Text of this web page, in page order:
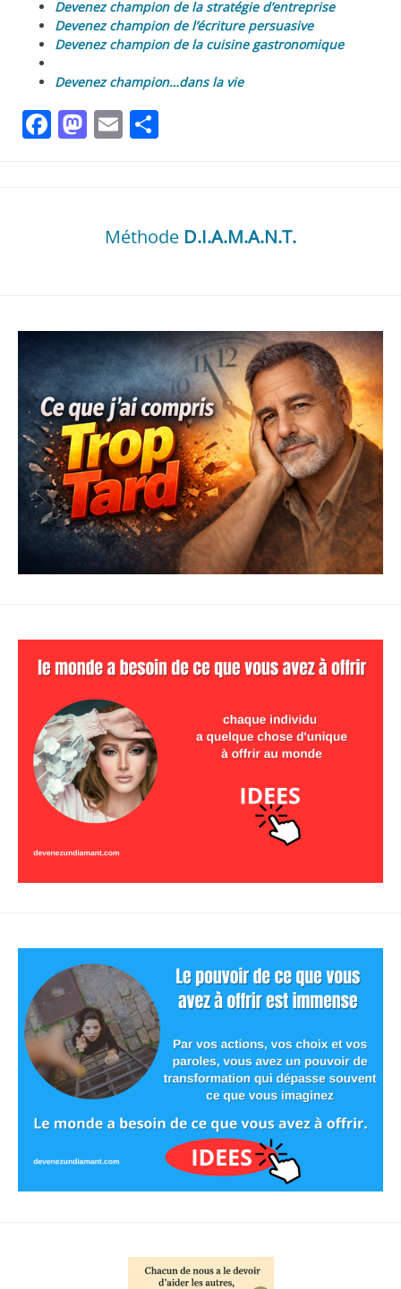
Devenez champion de la stratégie d’entreprise
Devenez champion de l’écriture persuasive
Devenez champion de la cuisine gastronomique
Devenez champion…dans la vie
Facebook
Mastodon
Email
Méthode D.I.A.M.A.N.T.